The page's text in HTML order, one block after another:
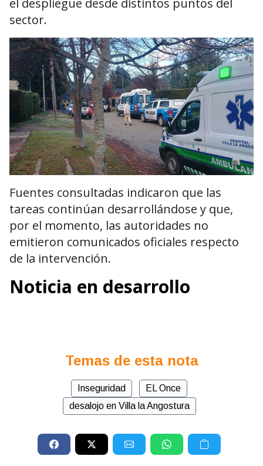
el despliegue desde distintos puntos del
sector.
Fuentes consultadas indicaron que las
tareas continúan desarrollándose y que,
por el momento, las autoridades no
emitieron comunicados oficiales respecto
de la intervención.
Noticia en desarrollo
Temas de esta nota
Inseguridad
EL Once
desalojo en Villa la Angostura